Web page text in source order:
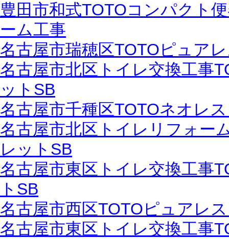
豊田市和式TOTOコンパクト
ーム工事
名古屋市瑞穂区TOTOピュア
名古屋市北区トイレ交換工
ットSB
名古屋市千種区TOTOネオレ
名古屋市北区トイレリフォ
レットSB
名古屋市東区トイレ交換工事
トSB
名古屋市西区TOTOピュアレ
名古屋市東区トイレ交換工